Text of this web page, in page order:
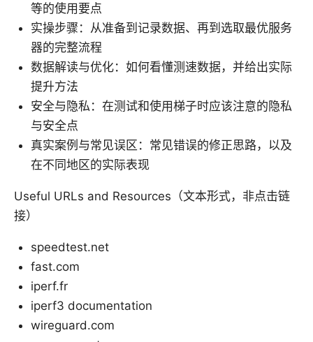
等的使用要点
实操步骤：从准备到记录数据、再到选取最优服务
器的完整流程
数据解读与优化：如何看懂测速数据，并给出实际
提升方法
安全与隐私：在测试和使用梯子时应该注意的隐私
与安全点
真实案例与常见误区：常见错误的修正思路，以及
在不同地区的实际表现
Useful URLs and Resources（文本形式，非点击链
接）
speedtest.net
fast.com
iperf.fr
iperf3 documentation
wireguard.com